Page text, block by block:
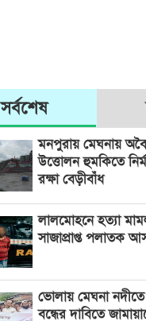
সর্বশেষ
মনপুরায় মেঘনায়
উত্তোলন হুমকিতে
রক্ষা বেড়ীবাঁধ
লালমোহনে হত্যা
সাজাপ্রাপ্ত পলাতক
ভোলায় মেঘনা
বন্ধের দাবিতে